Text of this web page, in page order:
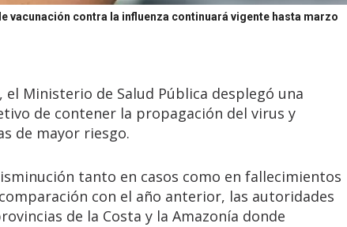
vacunación contra la influenza continuará vigente hasta marzo
Ministerio de Salud Pública desplegó una
de contener la propagación del virus y
de mayor riesgo.
tanto en casos como en fallecimientos
con el año anterior, las autoridades
de la Costa y la Amazonía donde